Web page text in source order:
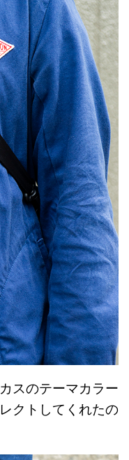
スのテーマカラー
クトしてくれたの